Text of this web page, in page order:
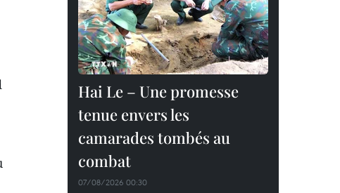
Hai Le – Une promesse
tenue envers les
camarades tombés au
combat
07/08/2026 00:30